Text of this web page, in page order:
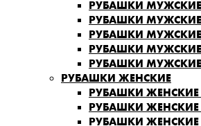
РУБАШКИ МУЖСКИЕ
РУБАШКИ МУЖСКИЕ
РУБАШКИ МУЖСКИЕ
РУБАШКИ МУЖСКИЕ
РУБАШКИ МУЖСКИЕ
РУБАШКИ ЖЕНСКИЕ
РУБАШКИ ЖЕНСКИЕ
РУБАШКИ ЖЕНСКИЕ
РУБАШКИ ЖЕНСКИЕ